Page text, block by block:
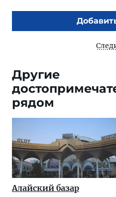
Другие
рядом
Алайский базар